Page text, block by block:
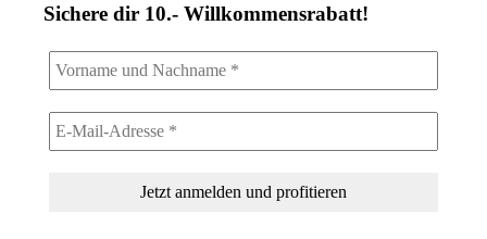
Sichere dir 10.- Willkommensrabatt!